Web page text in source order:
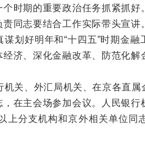
时期的重要政治任务抓紧抓好
同志要结合工作实际带头宣讲
划好明年和“十四五”时期金融
济、深化金融改革、防范化解
、外汇局机关、在京各直属
在主会场参加会议。人民银行
上分支机构和京外相关单位同